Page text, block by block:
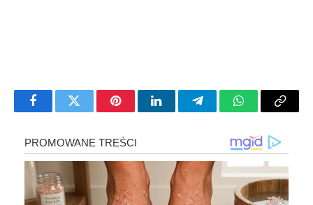
FacebookTwitter PinterestLinkedInTelegramWhatsApp
Copy